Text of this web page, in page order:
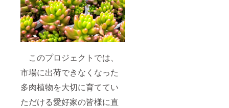
このプロジェクトでは、
市場に出荷できなくなった
多肉植物を大切に育ててい
ただける愛好家の皆様に直